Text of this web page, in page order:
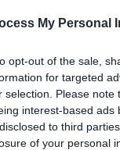
My Personal
opt-out of the sale,
for targeted
selection. Please
interest-based
to third
of your personal
de résidence
instance
rapide sur la